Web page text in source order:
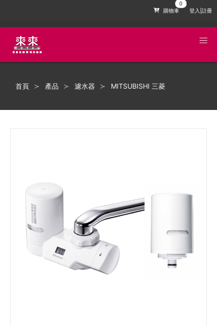
購物車 登入|註冊
首頁 產品 濾水器 MITSUBISHI 三菱